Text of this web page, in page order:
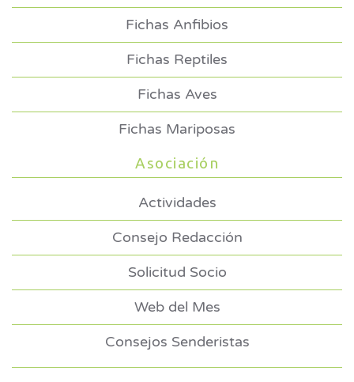
Fichas Anfibios
Fichas Reptiles
Fichas Aves
Fichas Mariposas
Asociación
Actividades
Consejo Redacción
Solicitud Socio
Web del Mes
Consejos Senderistas